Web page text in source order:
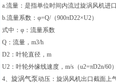
a.流量：是指单位时间内流过旋涡风机进
b.流量系数：φ=Q/（900πD22×U2）
式中：φ：流量系数
Q：流量，m3/h
D2：叶轮直径，m
U2：叶轮外缘线速度，m/s（u2=πD2n/60）
4、 旋涡气泵动压：旋涡风机出口截面上